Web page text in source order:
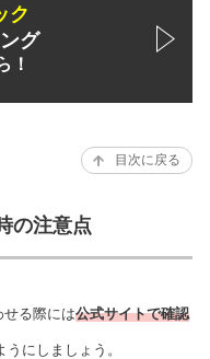
ク
グ
！
目次に戻る
の注意点
せる際には公式サイトで確認
うにしましょう。